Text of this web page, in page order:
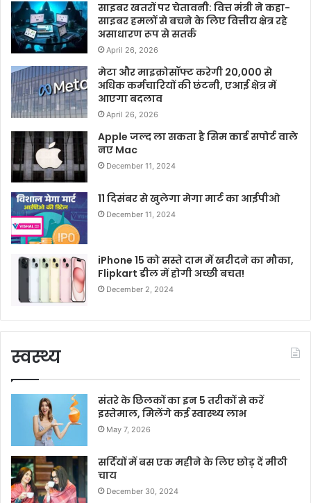
साइबर खतरों पर चेतावनी: वित्त मंत्री ने कहा-
साइबर हमलों से बचने के लिए वित्तीय क्षेत्र रहे
असाधारण रूप से सतर्क
April 26, 2026
मेटा और माइक्रोसॉफ्ट करेगी 20,000 से
अधिक कर्मचारियों की छंटनी, एआई क्षेत्र में
आएगा बदलाव
April 26, 2026
Apple जल्द ला सकता है सिम कार्ड सपोर्ट वाले
नए Mac
December 11, 2024
11 दिसंबर से खुलेगा मेगा मार्ट का आईपीओ
December 11, 2024
iPhone 15 को सस्ते दाम में खरीदने का मौका,
Flipkart डील में होगी अच्छी बचत!
December 2, 2024
स्वस्थ्य
संतरे के छिलकों का इन 5 तरीकों से करें
इस्तेमाल, मिलेंगे कई स्वास्थ्य लाभ
May 7, 2026
सर्दियों में बस एक महीने के लिए छोड़ दें मीठी
चाय
December 30, 2024